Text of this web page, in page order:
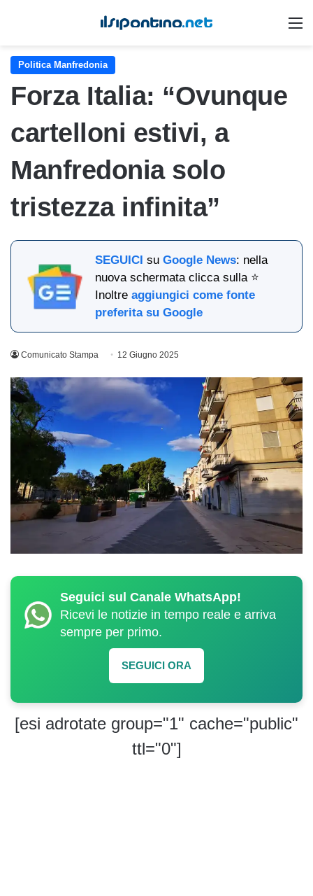
Politica Manfredonia
Forza Italia: “Ovunque
cartelloni estivi, a
Manfredonia solo
tristezza infinita”
SEGUICI suGoogle News: nella
nuova schermata clicca sulla ⭐
Inoltreaggiungici come fonte
preferita su Google
Comunicato Stampa 12 Giugno 2025
Seguici sul Canale WhatsApp!
Ricevi le notizie in tempo reale e arriva
sempre per primo.
SEGUICI ORA
[esi adrotate group="1" cache="public"
ttl="0"]